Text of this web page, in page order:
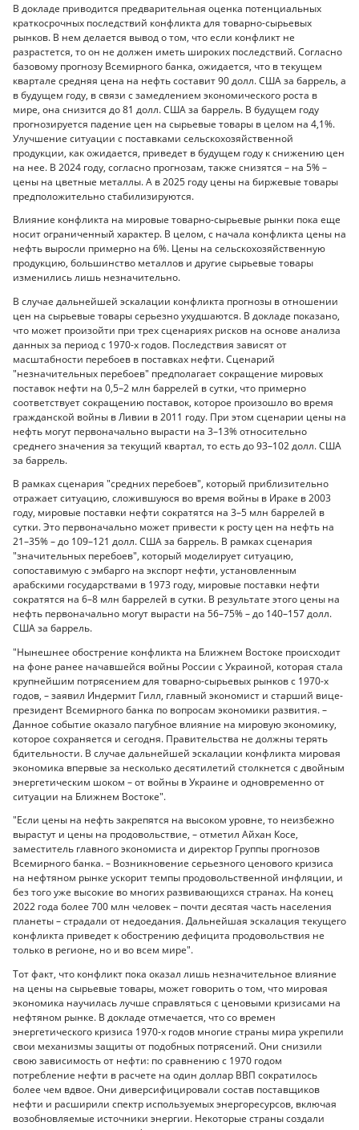
В докладе приводится предварительная оценка потенциальных
краткосрочных последствий конфликта для товарно-сырьевых
рынков. В нем делается вывод о том, что если конфликт не
разрастется, то он не должен иметь широких последствий. Согласно
базовому прогнозу Всемирного банка, ожидается, что в текущем
квартале средняя цена на нефть составит 90 долл. США за баррель, а
в будущем году, в связи с замедлением экономического роста в
мире, она снизится до 81 долл. США за баррель. В будущем году
прогнозируется падение цен на сырьевые товары в целом на 4,1%.
Улучшение ситуации с поставками сельскохозяйственной
продукции, как ожидается, приведет в будущем году к снижению цен
на нее. В 2024 году, согласно прогнозам, также снизятся – на 5% –
цены на цветные металлы. А в 2025 году цены на биржевые товары
предположительно стабилизируются.
Влияние конфликта на мировые товарно-сырьевые рынки пока еще
носит ограниченный характер. В целом, с начала конфликта цены на
нефть выросли примерно на 6%. Цены на сельскохозяйственную
продукцию, большинство металлов и другие сырьевые товары
изменились лишь незначительно.
В случае дальнейшей эскалации конфликта прогнозы в отношении
цен на сырьевые товары серьезно ухудшаются. В докладе показано,
что может произойти при трех сценариях рисков на основе анализа
данных за период с 1970-х годов. Последствия зависят от
масштабности перебоев в поставках нефти. Сценарий
"незначительных перебоев" предполагает сокращение мировых
поставок нефти на 0,5–2 млн баррелей в сутки, что примерно
соответствует сокращению поставок, которое произошло во время
гражданской войны в Ливии в 2011 году. При этом сценарии цены на
нефть могут первоначально вырасти на 3–13% относительно
среднего значения за текущий квартал, то есть до 93–102 долл. США
за баррель.
В рамках сценария "средних перебоев", который приблизительно
отражает ситуацию, сложившуюся во время войны в Ираке в 2003
году, мировые поставки нефти сократятся на 3–5 млн баррелей в
сутки. Это первоначально может привести к росту цен на нефть на
21–35% – до 109–121 долл. США за баррель. В рамках сценария
"значительных перебоев", который моделирует ситуацию,
сопоставимую с эмбарго на экспорт нефти, установленным
арабскими государствами в 1973 году, мировые поставки нефти
сократятся на 6–8 млн баррелей в сутки. В результате этого цены на
нефть первоначально могут вырасти на 56–75% – до 140–157 долл.
США за баррель.
"Нынешнее обострение конфликта на Ближнем Востоке происходит
на фоне ранее начавшейся войны России с Украиной, которая стала
крупнейшим потрясением для товарно-сырьевых рынков с 1970-х
годов, – заявил Индермит Гилл, главный экономист и старший вице-
президент Всемирного банка по вопросам экономики развития. –
Данное событие оказало пагубное влияние на мировую экономику,
которое сохраняется и сегодня. Правительства не должны терять
бдительности. В случае дальнейшей эскалации конфликта мировая
экономика впервые за несколько десятилетий столкнется с двойным
энергетическим шоком – от войны в Украине и одновременно от
ситуации на Ближнем Востоке".
"Если цены на нефть закрепятся на высоком уровне, то неизбежно
вырастут и цены на продовольствие, – отметил Айхан Косе,
заместитель главного экономиста и директор Группы прогнозов
Всемирного банка. – Возникновение серьезного ценового кризиса
на нефтяном рынке ускорит темпы продовольственной инфляции, и
без того уже высокие во многих развивающихся странах. На конец
2022 года более 700 млн человек – почти десятая часть населения
планеты – страдали от недоедания. Дальнейшая эскалация текущего
конфликта приведет к обострению дефицита продовольствия не
только в регионе, но и во всем мире".
Тот факт, что конфликт пока оказал лишь незначительное влияние
на цены на сырьевые товары, может говорить о том, что мировая
экономика научилась лучше справляться с ценовыми кризисами на
нефтяном рынке. В докладе отмечается, что со времен
энергетического кризиса 1970-х годов многие страны мира укрепили
свои механизмы защиты от подобных потрясений. Они снизили
свою зависимость от нефти: по сравнению с 1970 годом
потребление нефти в расчете на один доллар ВВП сократилось
более чем вдвое. Они диверсифицировали состав поставщиков
нефти и расширили спектр используемых энергоресурсов, включая
возобновляемые источники энергии. Некоторые страны создали